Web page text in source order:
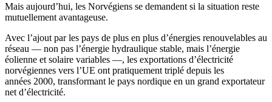
Mais aujourd’hui, les Norvégiens se demandent si la situation reste
mutuellement avantageuse.
Avec l’ajout par les pays de plus en plus d’énergies renouvelables au
réseau — non pas l’énergie hydraulique stable, mais l’énergie
éolienne et solaire variables —, les exportations d’électricité
norvégiennes vers l’UE ont pratiquement triplé depuis les
années 2000, transformant le pays nordique en un grand exportateur
net d’électricité.